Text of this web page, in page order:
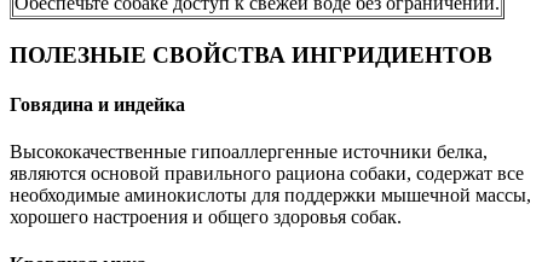
ПОЛЕЗНЫЕ СВОЙСТВА ИНГРИДИЕНТОВ
Говядина и индейка
Высококачественные гипоаллергенные источники белка,
являются основой правильного рациона собаки, содержат все
необходимые аминокислоты для поддержки мышечной массы,
хорошего настроения и общего здоровья собак.